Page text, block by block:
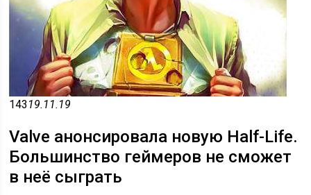
143 19.11.19
Valve анонсировала новую Half-Life.
Большинство геймеров не сможет
в неё сыграть